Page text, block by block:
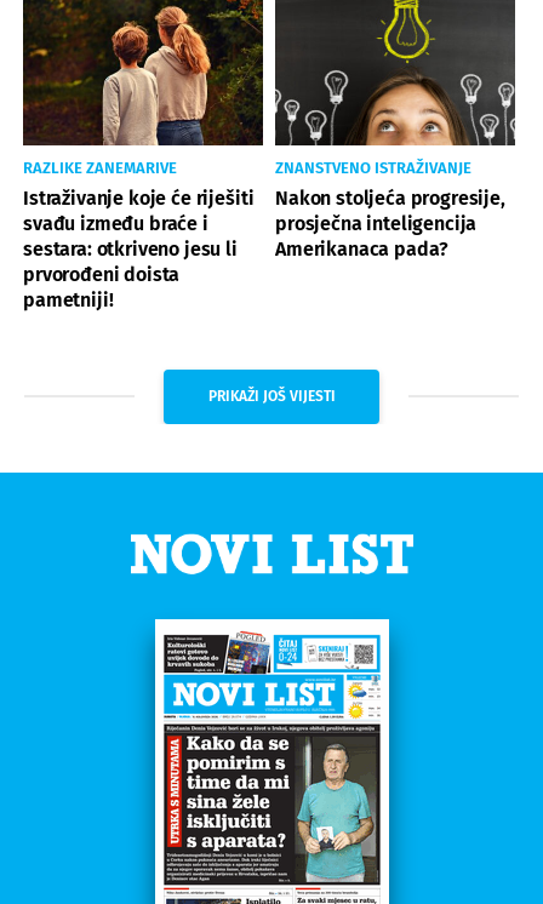
RAZLIKE ZANEMARIVE
Istraživanje koje će riješiti
svađu između braće i
sestara: otkriveno jesu li
prvorođeni doista
pametniji!
ZNANSTVENO ISTRAŽIVANJE
Nakon stoljeća progresije,
prosječna inteligencija
Amerikanaca pada?
PRIKAŽI JOŠ VIJESTI